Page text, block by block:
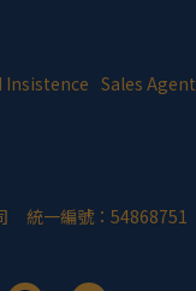
Insistence Sales Agent
統一編號：54868751